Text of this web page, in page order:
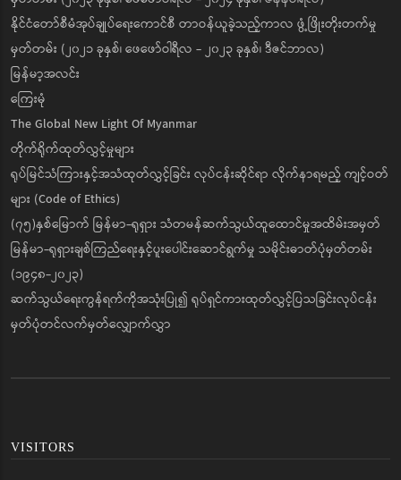
နိုင်ငံတော်စီမံအုပ်ချုပ်ရေးကောင်စီ တာဝန်ယူခဲ့သည့်ကာလ ဖွံ့ဖြိုးတိုးတက်မှု
မှတ်တမ်း (၂၀၂၁ ခုနှစ်၊ ဖေဖော်ဝါရီလ - ၂၀၂၃ ခုနှစ်၊ ဒီဇင်ဘာလ)
မြန်မာ့အလင်း
ကြေးမုံ
The Global New Light Of Myanmar
တိုက်ရိုက်ထုတ်လွှင့်မှုများ
ရုပ်မြင်သံကြားနှင့်အသံထုတ်လွှင့်ခြင်း လုပ်ငန်းဆိုင်ရာ လိုက်နာရမည့် ကျင့်ဝတ်
များ (Code of Ethics)
(၇၅)နှစ်မြောက် မြန်မာ-ရုရှား သံတမန်ဆက်သွယ်ထူထောင်မှုအထိမ်းအမှတ်
မြန်မာ-ရုရှားချစ်ကြည်ရေးနှင့်ပူးပေါင်းဆောင်ရွက်မှု သမိုင်းဓာတ်ပုံမှတ်တမ်း
(၁၉၄၈-၂၀၂၃)
ဆက်သွယ်ရေးကွန်ရက်ကိုအသုံးပြု၍ ရုပ်ရှင်ကားထုတ်လွှင့်ပြသခြင်းလုပ်ငန်း
မှတ်ပုံတင်လက်မှတ်လျှောက်လွှာ
VISITORS